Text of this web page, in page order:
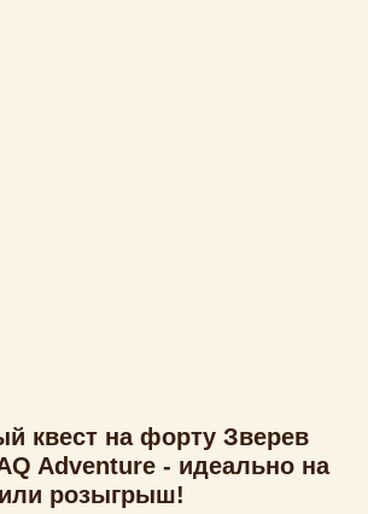
квест на форту Зверев
Adventure - идеально на
розыгрыш!